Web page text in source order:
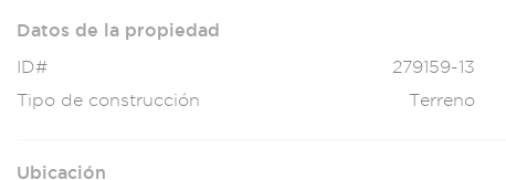
Datos de la propiedad
ID#
279159-13
Tipo de construcción
Terreno
Ubicación